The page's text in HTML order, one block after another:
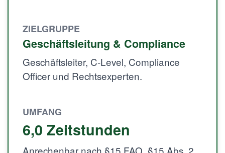
ZIELGRUPPE
Geschäftsleitung & Compliance
Geschäftsleiter, C-Level, Compliance
Officer und Rechtsexperten.
UMFANG
6,0 Zeitstunden
Anrechenbar nach §15 FAO, §15 Abs. 2